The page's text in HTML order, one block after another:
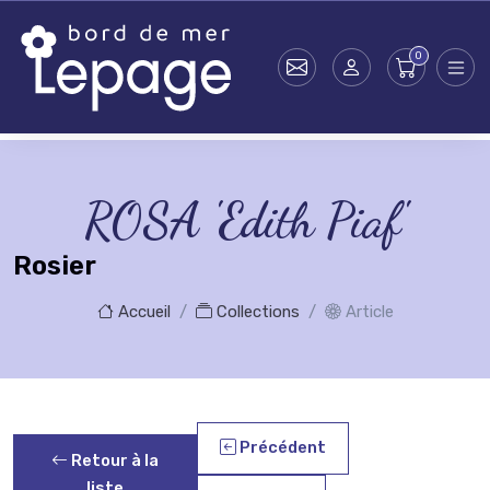
ROSA 'Edith Piaf'
Rosier
Accueil Collections Article
Retour à la
Précédent